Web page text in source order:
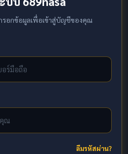
อกข้อมูลเพื่อเข้าสู่บัญชีของคุณ
ลืมรหัสผ่าน?